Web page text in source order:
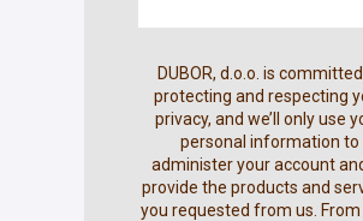
DUBOR, d.o.o. is
protecting and respecting
privacy, and we’ll only use
personal information to
administer your account
provide the products and
you requested from us.